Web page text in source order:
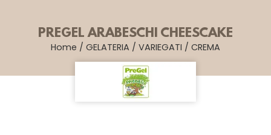
PREGEL ARABESCHI CHEESCAKE
Home / GELATERIA / VARIEGATI / CREMA